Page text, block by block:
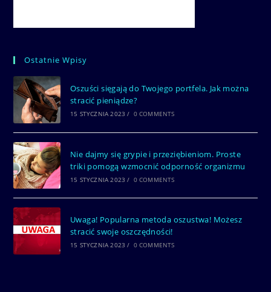
Ostatnie Wpisy
Oszuści sięgają do Twojego portfela. Jak można
stracić pieniądze?
15 STYCZNIA 2023 / 0 COMMENTS
Nie dajmy się grypie i przeziębieniom. Proste
triki pomogą wzmocnić odporność organizmu
15 STYCZNIA 2023 / 0 COMMENTS
Uwaga! Popularna metoda oszustwa! Możesz
stracić swoje oszczędności!
15 STYCZNIA 2023 / 0 COMMENTS